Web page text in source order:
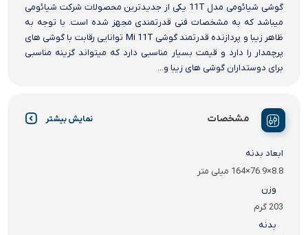
گوشی شیائومی مدل 11T یکی از جدیدترین محصولات شرکت شیائومی
میباشد که به مشخصات فنی قدرتمندی مجهز شده است. با توجه به
ظاهر زیبا و پردازنده قدرتمند گوشی Mi 11T توانایی رقابت با گوشی های
پرچمدار را دارد و قیمت بسیار مناسبی دارد که میتواند گزینه مناسبی
برای دوستداران گوشی های زیبا و...
مشخصات نمایش بیشتر
ابعاد بدنه
8.8×76.9×164 میلی متر
وزن
203 گرم
بدنه